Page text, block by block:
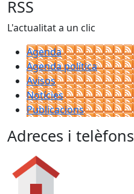
RSS
L'actualitat a un clic
Agenda
Agenda política
Avisos
Notícies
Publicacions
Adreces i telèfons